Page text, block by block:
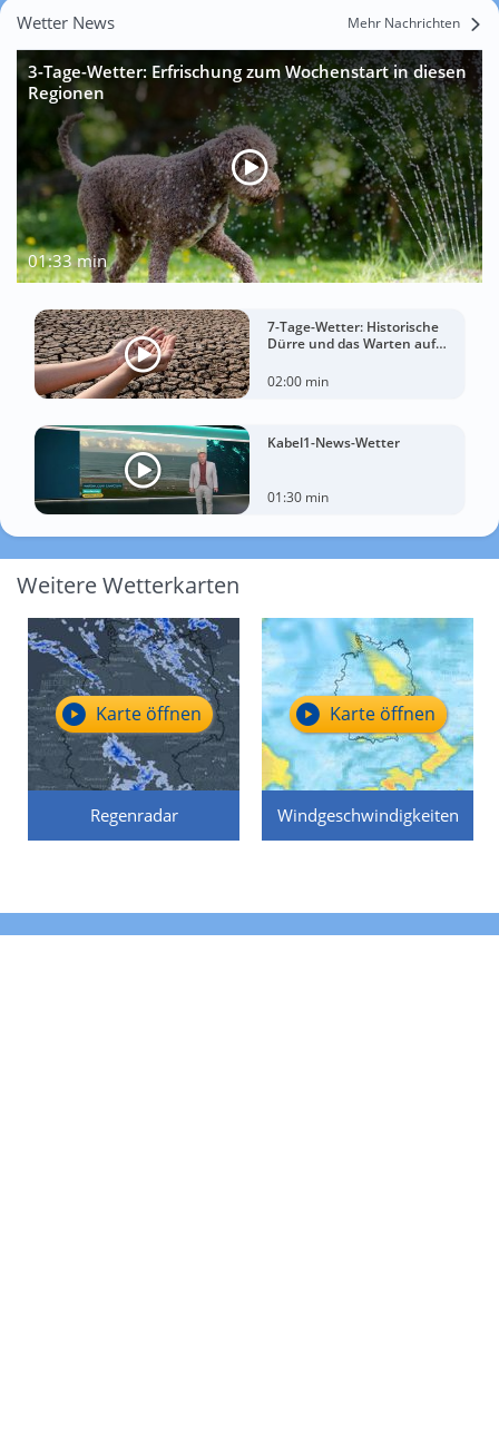
Wetter News Mehr Nachrichten
3-Tage-Wetter: Erfrischung zum Wochenstart in diesen
Regionen
01:33 min
7-Tage-Wetter: Historische
Dürre und das Warten auf
02:00 min
Kabel1-News-Wetter
01:30 min
Weitere Wetterkarten
Regenradar
Karte öffnen
Windgeschwindigkeiten
Karte öffnen